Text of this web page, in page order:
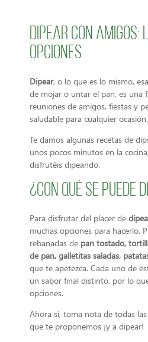
Dipear con amigos:
opciones
Dipear, o lo que es lo mismo,
de mojar o untar el pan, es una
reuniones de amigos, fiestas y
saludable para cualquier ocasión.
Te damos algunas recetas de
unos pocos minutos en la
disfrutéis dipeando.
¿Con qué se puede
Para disfrutar del placer de
muchas opciones para hacerlo.
rebanadas de pan tostado,
de pan, galletitas saladas,
que te apetezca. Cada uno de
un sabor final distinto, por lo
opciones.
Ahora sí, toma nota de todas las
que te proponemos ¡y a dipear!